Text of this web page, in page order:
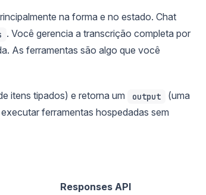
na forma e no estado. Chat
. Você gerencia a transcrição completa por
As ferramentas são algo que você
itens tipados) e retorna um output
(uma
ferramentas hospedadas sem
Responses API